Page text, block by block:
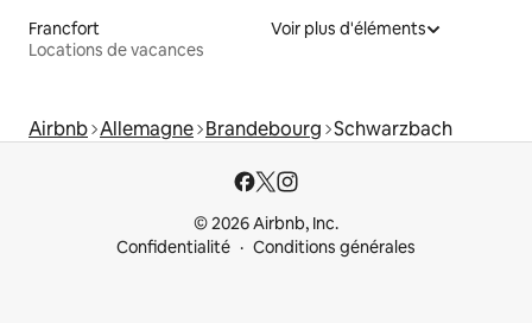
Francfort
Locations de vacances
Voir plus d'éléments
Airbnb Allemagne Brandebourg Schwarzbach
© 2026 Airbnb, Inc.
Confidentialité
Conditions générales